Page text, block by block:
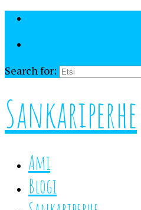
Search for:
Sankariperhe
Ami
Blogi